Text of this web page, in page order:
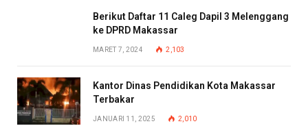
Berikut Daftar 11 Caleg Dapil 3 Melenggang
ke DPRD Makassar
MARET 7, 2024 2,103
Kantor Dinas Pendidikan Kota Makassar
Terbakar
JANUARI 11, 2025 2,010